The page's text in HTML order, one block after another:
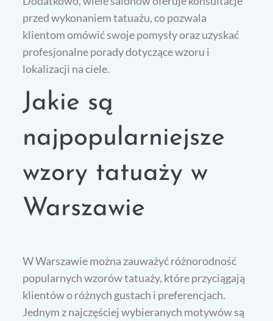
przed wykonaniem tatuażu, co pozwala
klientom omówić swoje pomysły oraz uzyskać
profesjonalne porady dotyczące wzoru i
lokalizacji na ciele.
Jakie są
najpopularniejsze
wzory tatuaży w
Warszawie
W Warszawie można zauważyć różnorodność
popularnych wzorów tatuaży, które przyciągają
klientów o różnych gustach i preferencjach.
Jednym z najczęściej wybieranych motywów są